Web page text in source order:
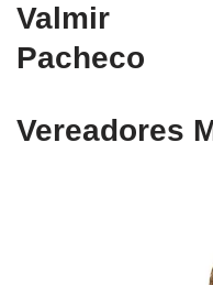
Valmir
Pacheco
Vereadores